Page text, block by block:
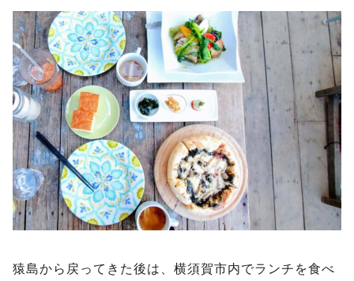
猿島から戻ってきた後は、横須賀市内でランチを食べ